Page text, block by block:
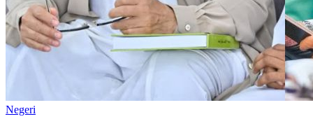
Negeri